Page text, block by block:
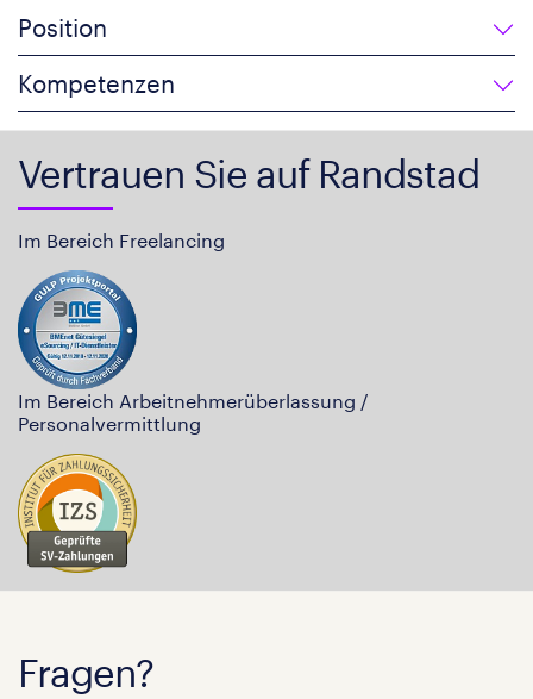
Position
Kompetenzen
Vertrauen Sie auf Randstad
Im Bereich Freelancing
Im Bereich Arbeitnehmerüberlassung /
Personalvermittlung
Fragen?